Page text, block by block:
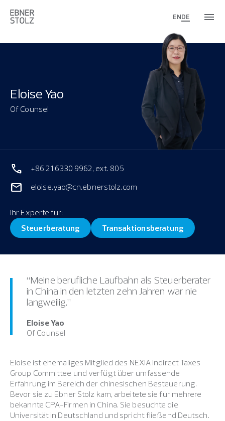
ENDE
Eloise Yao
Of Counsel
+86 21 6330 9962, ext. 805
eloise.yao@cn.ebnerstolz.com
Ihr Experte für:
Steuerberatung
Transaktionsberatung
“Meine berufliche Laufbahn als Steuerberater
in China in den letzten zehn Jahren war nie
langweilig.”
Eloise Yao
Of Counsel
Eloise ist ehemaliges Mitglied des NEXIA Indirect Taxes
Group Committee und verfügt über umfassende
Erfahrung im Bereich der chinesischen Besteuerung.
Bevor sie zu Ebner Stolz kam, arbeitete sie für mehrere
bekannte CPA-Firmen in China. Sie besuchte die
Universität in Deutschland und spricht fließend Deutsch.